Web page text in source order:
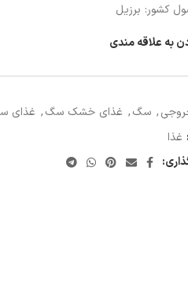
کشور: برزیل
به علاقه مندی
, سگ, غذای خشک سگ, غذای
غذا